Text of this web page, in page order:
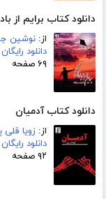
دانلود کتاب برایم از
از: نوشین
دانلود
۶۹ صفحه
دانلود کتاب آدمیان
از: زویا قلی
دانلود
۹۲ صفحه